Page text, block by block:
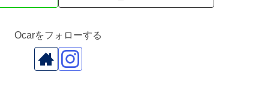
Ocarをフォローする